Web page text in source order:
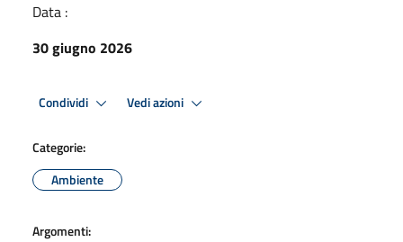
Data :
30 giugno 2026
Condividi Vedi azioni
Categorie:
Ambiente
Argomenti: